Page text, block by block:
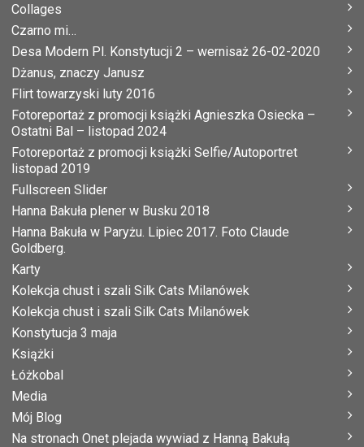
Collages
Czarno mi…
Desa Modern Pl. Konstytucji 2 – wernisaż 26-02-2020
Dżanus, znaczy Janusz
Flirt towarzyski luty 2016
Fotoreportaż z promocji książki Agnieszka Osiecka –
Ostatni Bal – listopad 2024
Fotoreportaż z promocji książki Selfie/Autoportret
listopad 2019
Fullscreen Slider
Hanna Bakuła plener w Busku 2018
Hanna Bakuła w Paryżu. Lipiec 2017. Foto Claude
Goldberg.
Karty
Kolekcja chust i szali Silk Cats Milanówek
Kolekcja chust i szali Silk Cats Milanówek
Konstytucja 3 maja
Książki
Łóżkobal
Media
Mój Blog
Na stronach Onet plejada wywiad z Hanną Bakułą